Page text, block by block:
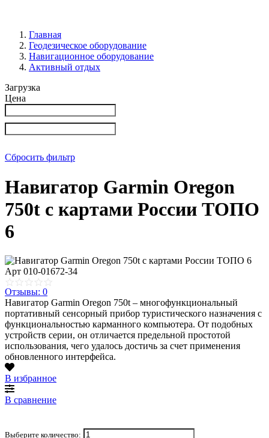
Главная
Геодезическое оборудование
Навигационное оборудование
Активный отдых
Загрузка
Цена
Сбросить фильтр
Навигатор Garmin Oregon
750t с картами России ТОПО
6
Арт 010-01672-34
Отзывы: 0
Навигатор Garmin Oregon 750t – многофункциональный
портативный сенсорный прибор туристического назначения с
функциональностью карманного компьютера. От подобных
устройств серии, он отличается предельной простотой
использования, чего удалось достичь за счет применения
обновленного интерфейса.
В избранное
В сравнение
Выберите количество: